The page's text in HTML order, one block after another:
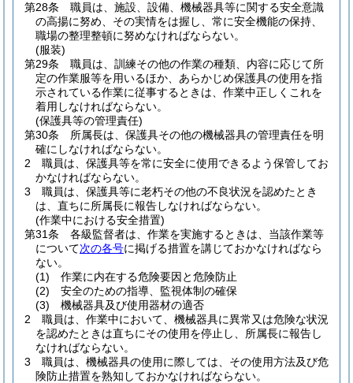
第28条
職員は、施設、設備、機械器具等に関する安全意識
の高揚に努め、その実情をは握し、常に安全機能の保持、
職場の整理整頓に努めなければならない。
(服装)
第29条
職員は、訓練その他の作業の種類、内容に応じて所
定の作業服等を用いるほか、あらかじめ保護具の使用を指
示されている作業に従事するときは、作業中正しくこれを
着用しなければならない。
(保護具等の管理責任)
第30条
所属長は、保護具その他の機械器具の管理責任を明
確にしなければならない。
2
職員は、保護具等を常に安全に使用できるよう保管してお
かなければならない。
3
職員は、保護具等に老朽その他の不良状況を認めたとき
は、直ちに所属長に報告しなければならない。
(作業中における安全措置)
第31条
各級監督者は、作業を実施するときは、当該作業等
について次の各号に掲げる措置を講じておかなければなら
ない。
(1)
作業に内在する危険要因と危険防止
(2)
安全のための指導、監視体制の確保
(3)
機械器具及び使用器材の適否
2
職員は、作業中において、機械器具に異常又は危険な状況
を認めたときは直ちにその使用を停止し、所属長に報告し
なければならない。
3
職員は、機械器具の使用に際しては、その使用方法及び危
険防止措置を熟知しておかなければならない。